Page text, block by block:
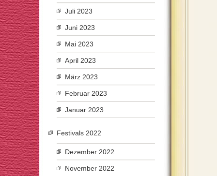
Juli 2023
Juni 2023
Mai 2023
April 2023
März 2023
Februar 2023
Januar 2023
Festivals 2022
Dezember 2022
November 2022